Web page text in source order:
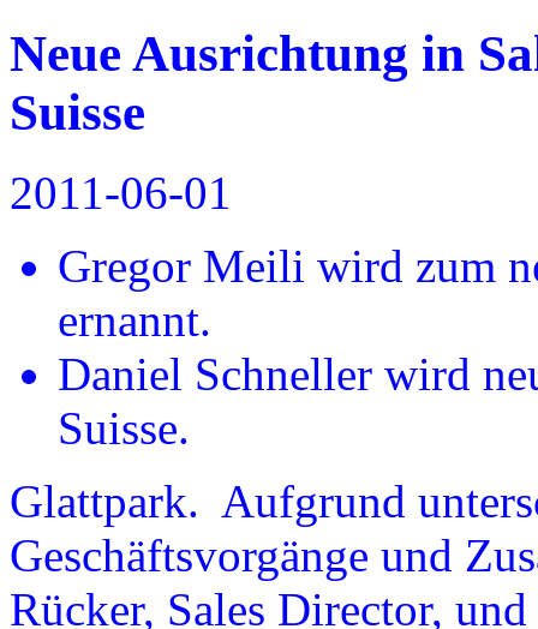
Neue Ausrichtung in
Suisse
2011-06-01
Gregor Meili wird zum
ernannt.
Daniel Schneller wird
Suisse.
Glattpark. Aufgrund
Geschäftsvorgänge und
Rücker, Sales Director,